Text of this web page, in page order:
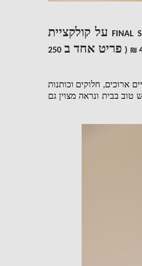
FINAL על קולקציית
פריט אחד ב250
ארוכים, חלוקים וכותנות
טוב בבית ונראה מצוין גם